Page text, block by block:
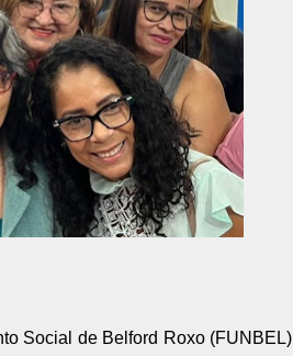
Social de Belford Roxo (FUNBEL)